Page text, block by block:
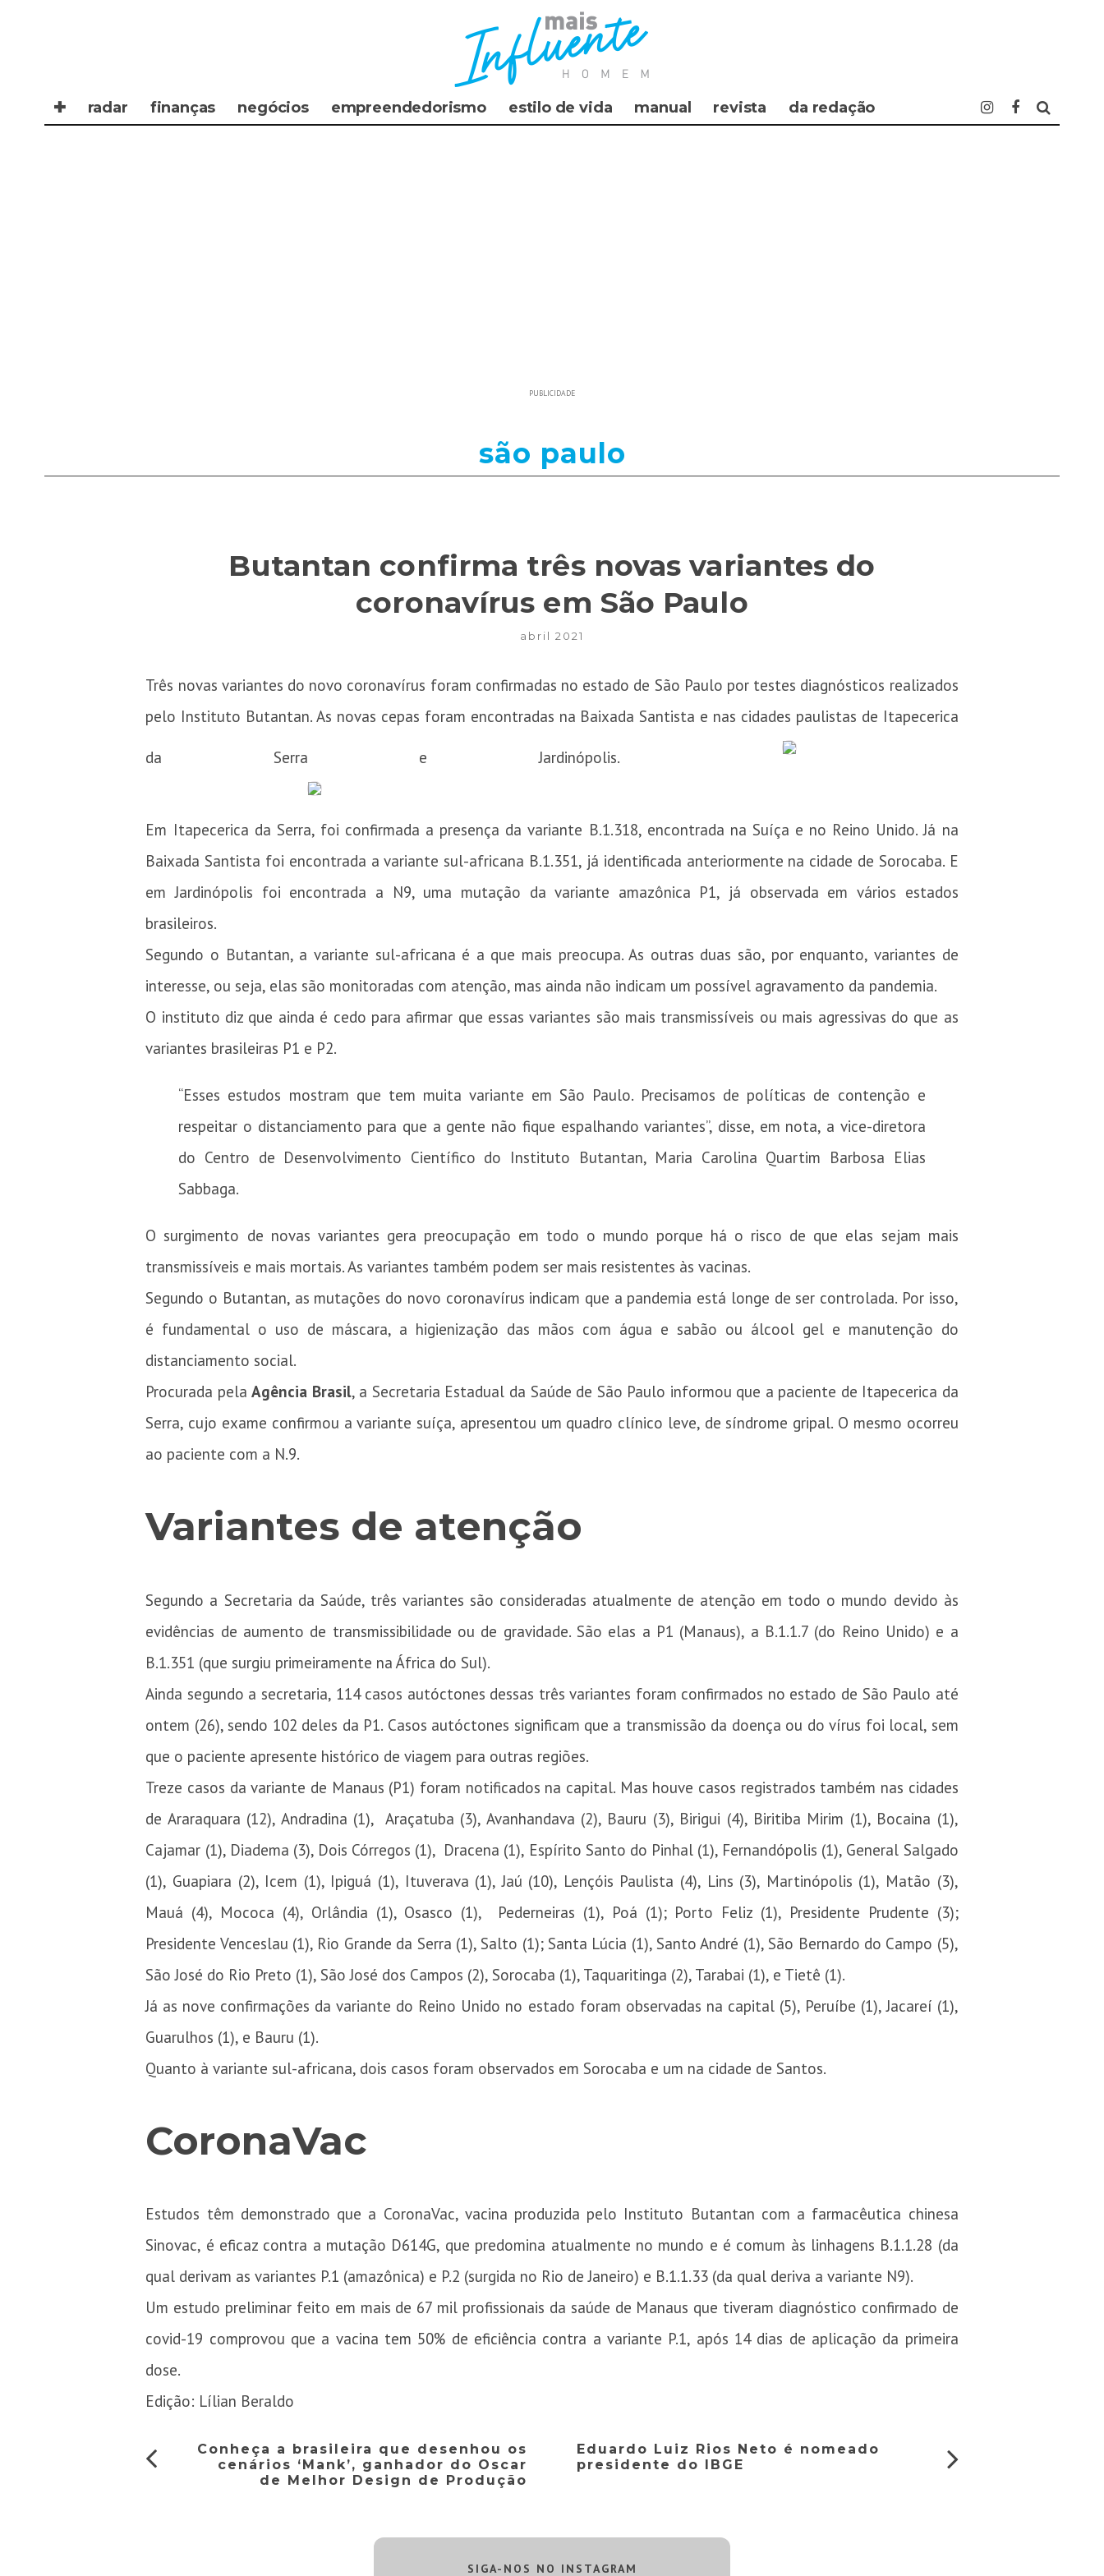
✚ radar finanças negócios empreendedorismo estilo de vida manual revista da redação
PUBLICIDADE
são paulo
Butantan confirma três novas variantes do
coronavírus em São Paulo
abril 2021
Três novas variantes do novo coronavírus foram confirmadas no estado de São Paulo por testes diagnósticos realizados
pelo Instituto Butantan. As novas cepas foram encontradas na Baixada Santista e nas cidades paulistas de Itapecerica
da Serra e Jardinópolis.
Em Itapecerica da Serra, foi confirmada a presença da variante B.1.318, encontrada na Suíça e no Reino Unido. Já na
Baixada Santista foi encontrada a variante sul-africana B.1.351, já identificada anteriormente na cidade de Sorocaba. E
em Jardinópolis foi encontrada a N9, uma mutação da variante amazônica P1, já observada em vários estados
brasileiros.
Segundo o Butantan, a variante sul-africana é a que mais preocupa. As outras duas são, por enquanto, variantes de
interesse, ou seja, elas são monitoradas com atenção, mas ainda não indicam um possível agravamento da pandemia.
O instituto diz que ainda é cedo para afirmar que essas variantes são mais transmissíveis ou mais agressivas do que as
variantes brasileiras P1 e P2.
“Esses estudos mostram que tem muita variante em São Paulo. Precisamos de políticas de contenção e
respeitar o distanciamento para que a gente não fique espalhando variantes”, disse, em nota, a vice-diretora
do Centro de Desenvolvimento Científico do Instituto Butantan, Maria Carolina Quartim Barbosa Elias
Sabbaga.
O surgimento de novas variantes gera preocupação em todo o mundo porque há o risco de que elas sejam mais
transmissíveis e mais mortais. As variantes também podem ser mais resistentes às vacinas.
Segundo o Butantan, as mutações do novo coronavírus indicam que a pandemia está longe de ser controlada. Por isso,
é fundamental o uso de máscara, a higienização das mãos com água e sabão ou álcool gel e manutenção do
distanciamento social.
Procurada pelaAgência Brasil, a Secretaria Estadual da Saúde de São Paulo informou que a paciente de Itapecerica da
Serra, cujo exame confirmou a variante suíça, apresentou um quadro clínico leve, de síndrome gripal. O mesmo ocorreu
ao paciente com a N.9.
Variantes de atenção
Segundo a Secretaria da Saúde, três variantes são consideradas atualmente de atenção em todo o mundo devido às
evidências de aumento de transmissibilidade ou de gravidade. São elas a P1 (Manaus), a B.1.1.7 (do Reino Unido) e a
B.1.351 (que surgiu primeiramente na África do Sul).
Ainda segundo a secretaria, 114 casos autóctones dessas três variantes foram confirmados no estado de São Paulo até
ontem (26), sendo 102 deles da P1. Casos autóctones significam que a transmissão da doença ou do vírus foi local, sem
que o paciente apresente histórico de viagem para outras regiões.
Treze casos da variante de Manaus (P1) foram notificados na capital. Mas houve casos registrados também nas cidades
de Araraquara (12), Andradina (1), Araçatuba (3), Avanhandava (2), Bauru (3), Birigui (4), Biritiba Mirim (1), Bocaina (1),
Cajamar (1), Diadema (3), Dois Córregos (1), Dracena (1), Espírito Santo do Pinhal (1), Fernandópolis (1), General Salgado
(1), Guapiara (2), Icem (1), Ipiguá (1), Ituverava (1), Jaú (10), Lençóis Paulista (4), Lins (3), Martinópolis (1), Matão (3),
Mauá (4), Mococa (4), Orlândia (1), Osasco (1), Pederneiras (1), Poá (1); Porto Feliz (1), Presidente Prudente (3);
Presidente Venceslau (1), Rio Grande da Serra (1), Salto (1); Santa Lúcia (1), Santo André (1), São Bernardo do Campo (5),
São José do Rio Preto (1), São José dos Campos (2), Sorocaba (1), Taquaritinga (2), Tarabai (1), e Tietê (1).
Já as nove confirmações da variante do Reino Unido no estado foram observadas na capital (5), Peruíbe (1), Jacareí (1),
Guarulhos (1), e Bauru (1).
Quanto à variante sul-africana, dois casos foram observados em Sorocaba e um na cidade de Santos.
CoronaVac
Estudos têm demonstrado que a CoronaVac, vacina produzida pelo Instituto Butantan com a farmacêutica chinesa
Sinovac, é eficaz contra a mutação D614G, que predomina atualmente no mundo e é comum às linhagens B.1.1.28 (da
qual derivam as variantes P.1 (amazônica) e P.2 (surgida no Rio de Janeiro) e B.1.1.33 (da qual deriva a variante N9).
Um estudo preliminar feito em mais de 67 mil profissionais da saúde de Manaus que tiveram diagnóstico confirmado de
covid-19 comprovou que a vacina tem 50% de eficiência contra a variante P.1, após 14 dias de aplicação da primeira
dose.
Edição: Lílian Beraldo
Conheça a brasileira que desenhou os
cenários ‘Mank’, ganhador do Oscar
de Melhor Design de Produção
Eduardo Luiz Rios Neto é nomeado
presidente do IBGE
SIGA-NOS NO INSTAGRAM